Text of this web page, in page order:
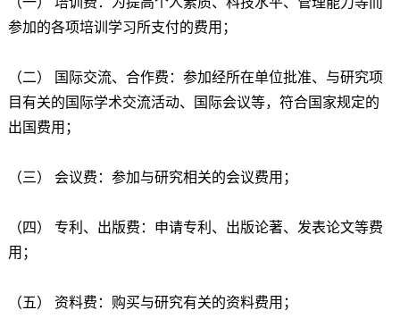
参加的各项培训学习所支付的费用；
（二） 国际交流、合作费：参加经所在单位批准、与研究项
目有关的国际学术交流活动、国际会议等，符合国家规定的
出国费用；
（三） 会议费：参加与研究相关的会议费用；
（四） 专利、出版费：申请专利、出版论著、发表论文等费
用；
（五） 资料费：购买与研究有关的资料费用；